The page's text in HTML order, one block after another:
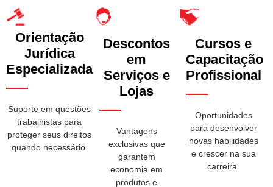
Orientação
Jurídica
Especializada
Suporte em questões
trabalhistas para
proteger seus direitos
quando necessário.
Descontos
em
Serviços e
Lojas
Vantagens
exclusivas que
garantem
economia em
produtos e
Cursos e
Capacitação
Profissional
Oportunidades
para desenvolver
novas habilidades
e crescer na sua
carreira.